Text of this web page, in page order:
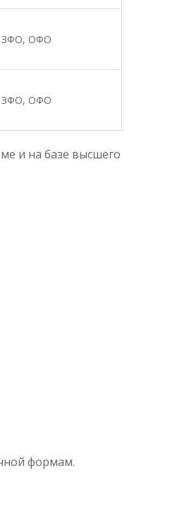
ЗФО, ОФО
ЗФО, ОФО
и на базе высшего
формам.